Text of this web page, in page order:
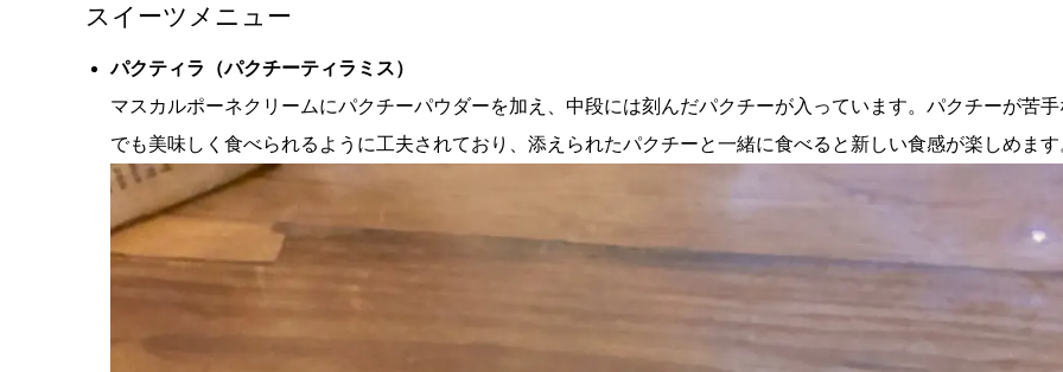
スイーツメニュー
パクティラ（パクチーティラミス）
マスカルポーネクリームにパクチーパウダーを加え、中段には刻んだパクチーが入っています。パクチーが苦
でも美味しく食べられるように工夫されており、添えられたパクチーと一緒に食べると新しい食感が楽しめます